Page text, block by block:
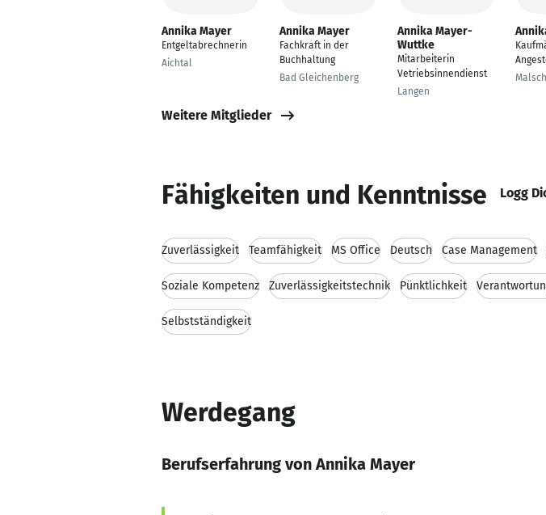
Annika Mayer
Entgeltabrechnerin
Aichtal
Annika Mayer
Fachkraft in der
Buchhaltung
Bad Gleichenberg
Annika Mayer-
Wuttke
Mitarbeiterin
Vetriebsinnendienst
Langen
Malsch
Weitere Mitglieder
Fähigkeiten und Kenntnisse Logg
Zuverlässigkeit Teamfähigkeit MS Office Deutsch Case Management
Soziale Kompetenz Zuverlässigkeitstechnik Pünktlichkeit
Selbstständigkeit
Werdegang
Berufserfahrung von Annika Mayer